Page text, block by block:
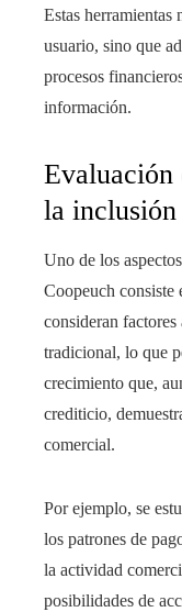
Estas herramientas
usuario, sino que
procesos
información.
Evaluación
la inclusión
Uno de los
Coopeuch consiste
consideran
tradicional, lo que
crecimiento que,
crediticio,
comercial.
Por ejemplo, se
los patrones de
la actividad
posibilidades de